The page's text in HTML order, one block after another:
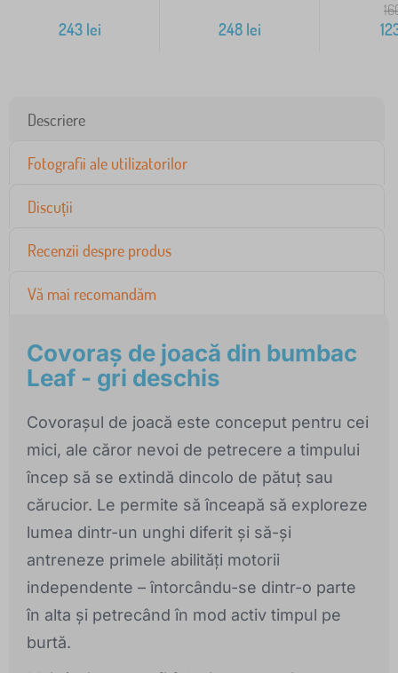
243 lei 248 lei
Descriere
Fotografii ale utilizatorilor
Discuții
Recenzii despre produs
Vă mai recomandăm
Covoraș de joacă din bumbac
Leaf - gri deschis
Covorașul de joacă este conceput pentru cei
mici, ale căror nevoi de petrecere a timpului
încep să se extindă dincolo de pătuț sau
cărucior. Le permite să înceapă să exploreze
lumea dintr-un unghi diferit și să-și
antreneze primele abilități motorii
independente – întorcându-se dintr-o parte
în alta și petrecând în mod activ timpul pe
burtă.